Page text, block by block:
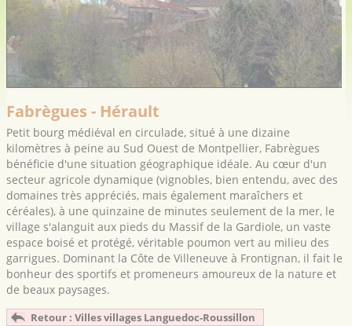
Fabrègues - Hérault
Petit bourg médiéval en circulade, situé à une dizaine
kilomètres à peine au Sud Ouest de Montpellier, Fabrègues
bénéficie d'une situation géographique idéale. Au cœur d'un
secteur agricole dynamique (vignobles, bien entendu, avec des
domaines très appréciés, mais également maraîchers et
céréales), à une quinzaine de minutes seulement de la mer, le
village s'alanguit aux pieds du Massif de la Gardiole, un vaste
espace boisé et protégé, véritable poumon vert au milieu des
garrigues. Dominant la Côte de Villeneuve à Frontignan, il fait le
bonheur des sportifs et promeneurs amoureux de la nature et
de beaux paysages.
Retour : Villes villages Languedoc-Roussillon